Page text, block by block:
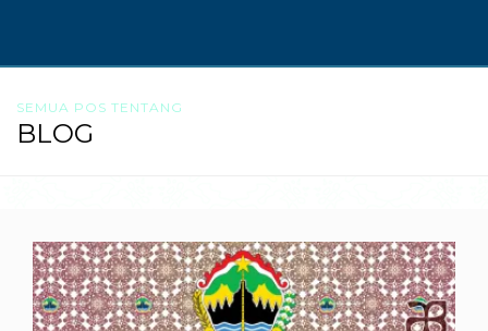
SEMUA POS TENTANG
BLOG